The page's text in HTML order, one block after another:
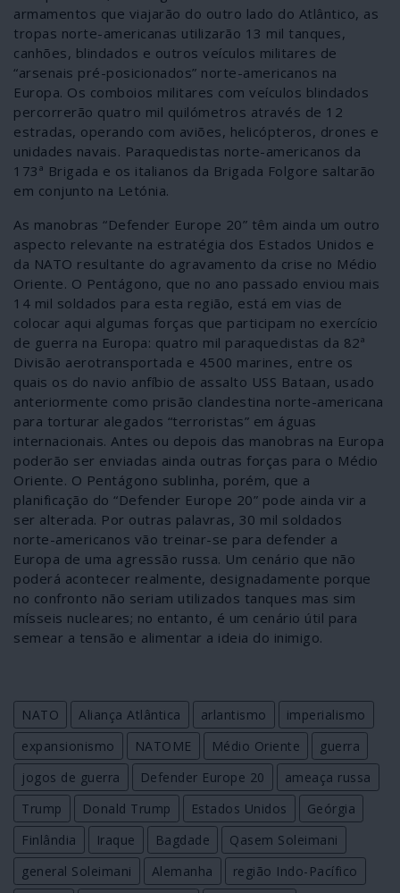
armamentos que viajarão do outro lado do Atlântico, as
tropas norte-americanas utilizarão 13 mil tanques,
canhões, blindados e outros veículos militares de
“arsenais pré-posicionados” norte-americanos na
Europa. Os comboios militares com veículos blindados
percorrerão quatro mil quilómetros através de 12
estradas, operando com aviões, helicópteros, drones e
unidades navais. Paraquedistas norte-americanos da
173ª Brigada e os italianos da Brigada Folgore saltarão
em conjunto na Letónia.
As manobras “Defender Europe 20” têm ainda um outro
aspecto relevante na estratégia dos Estados Unidos e
da NATO resultante do agravamento da crise no Médio
Oriente. O Pentágono, que no ano passado enviou mais
14 mil soldados para esta região, está em vias de
colocar aqui algumas forças que participam no exercício
de guerra na Europa: quatro mil paraquedistas da 82ª
Divisão aerotransportada e 4500 marines, entre os
quais os do navio anfíbio de assalto USS Bataan, usado
anteriormente como prisão clandestina norte-americana
para torturar alegados “terroristas” em águas
internacionais. Antes ou depois das manobras na Europa
poderão ser enviadas ainda outras forças para o Médio
Oriente. O Pentágono sublinha, porém, que a
planificação do “Defender Europe 20” pode ainda vir a
ser alterada. Por outras palavras, 30 mil soldados
norte-americanos vão treinar-se para defender a
Europa de uma agressão russa. Um cenário que não
poderá acontecer realmente, designadamente porque
no confronto não seriam utilizados tanques mas sim
mísseis nucleares; no entanto, é um cenário útil para
semear a tensão e alimentar a ideia do inimigo.
NATO Aliança Atlântica arlantismo
imperialismo
expansionismo
NATOME Médio Oriente
guerra
jogos de guerra
Defender Europe 20
ameaça russa
Trump
Donald Trump Estados Unidos
Geórgia
Finlândia
Iraque Bagdade
Qasem Soleimani
general Soleimani
Alemanha
região Indo-Pacífico